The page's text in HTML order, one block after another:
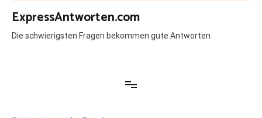
Zum
Inhalt
springen
ExpressAntworten.com
Die schwierigsten Fragen bekommen gute Antworten